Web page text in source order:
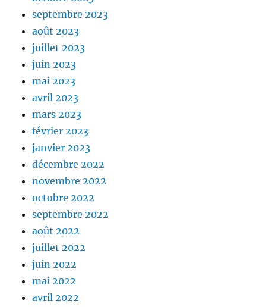
septembre 2023
août 2023
juillet 2023
juin 2023
mai 2023
avril 2023
mars 2023
février 2023
janvier 2023
décembre 2022
novembre 2022
octobre 2022
septembre 2022
août 2022
juillet 2022
juin 2022
mai 2022
avril 2022